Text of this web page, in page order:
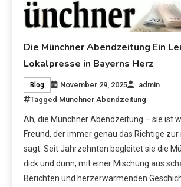
Die Münchner Abendzeitung Ein
Lokalpresse in Bayerns Herz
Blog November 29, 2025
admin
Tagged Münchner Abendzeitung
Ah, die Münchner Abendzeitung – sie ist
Freund, der immer genau das Richtige
sagt. Seit Jahrzehnten begleitet sie die
dick und dünn, mit einer Mischung aus
Berichten und herzerwärmenden